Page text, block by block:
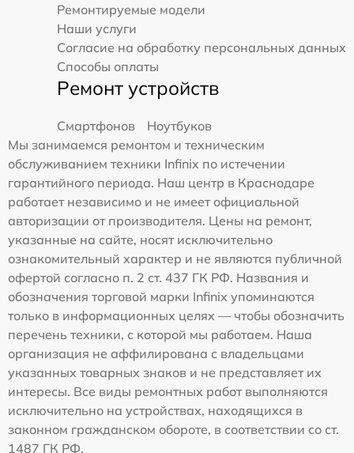
Ремонтируемые модели
Наши услуги
Согласие на обработку персональных данных
Способы оплаты
Ремонт устройств
Смартфонов
Ноутбуков
Мы занимаемся ремонтом и техническим
обслуживанием техники Infinix по истечении
гарантийного периода. Наш центр в Краснодаре
работает независимо и не имеет официальной
авторизации от производителя. Цены на ремонт,
указанные на сайте, носят исключительно
ознакомительный характер и не являются публичной
офертой согласно п. 2 ст. 437 ГК РФ. Названия и
обозначения торговой марки Infinix упоминаются
только в информационных целях — чтобы обозначить
перечень техники, с которой мы работаем. Наша
организация не аффилирована с владельцами
указанных товарных знаков и не представляет их
интересы. Все виды ремонтных работ выполняются
исключительно на устройствах, находящихся в
законном гражданском обороте, в соответствии со ст.
1487 ГК РФ.